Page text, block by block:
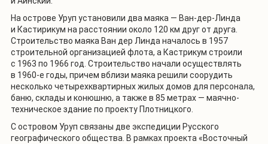
На острове Уруп установили два маяка — Ван-дер-Линда
и Кастирикум на расстоянии около 120 км друг от друга.
Строительство маяка Ван дер Линда началось в 1957
строительной организацией флота, а Кастрикум строили
с 1963 по 1966 год. Строительство начали осуществлять
в 1960-е годы, причем вблизи маяка решили соорудить
несколько четырехквартирных жилых домов для персонала,
баню, склады и конюшню, а также в 85 метрах — маячно-
техническое здание по проекту Плотницкого.
С островом Уруп связаны две экспедиции Русского
географического общества. В рамках проекта «Восточный